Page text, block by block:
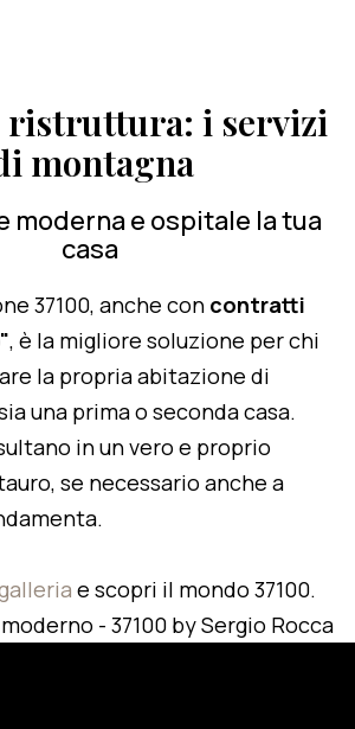
ristruttura: i servizi
montagna
moderna e ospitale la tua
casa
37100, anche con contratti
, è la migliore soluzione per chi
la propria abitazione di
una prima o seconda casa.
in un vero e proprio
se necessario anche a
e scopri il mondo 37100.